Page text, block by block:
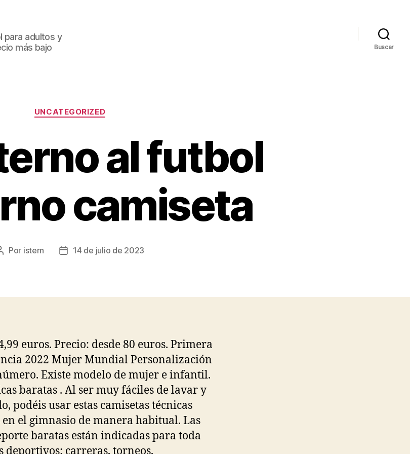
para adultos y
más bajo Buscar
Categorías
UNCATEGORIZED
al futbol
camiseta
Por istern
Fecha14 de julio de 2023
euros. Precio: desde 80 euros. Primera
2022 Mujer Mundial Personalización
Existe modelo de mujer e infantil.
baratas . Al ser muy fáciles de lavar y
podéis usar estas camisetas técnicas
el gimnasio de manera habitual. Las
baratas están indicadas para toda
deportivos: carreras, torneos,